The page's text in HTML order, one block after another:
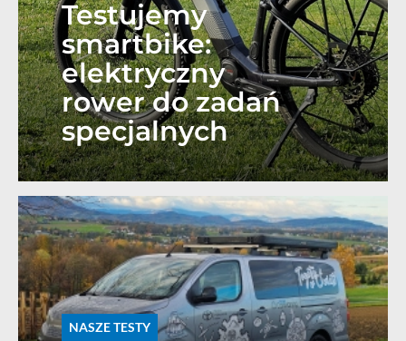
Testujemy
smartbike:
elektryczny
rower do zadań
specjalnych
NASZE TESTY